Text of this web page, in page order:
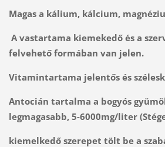
Magas a kálium, kálcium,
A vastartama kiemekedő és a
felvehető formában van jelen.
Vitamintartama jelentős és
Antocián tartalma a bogyós
legmagasabb, 5-6000mg/liter
kiemelkedő szerepet tölt be a